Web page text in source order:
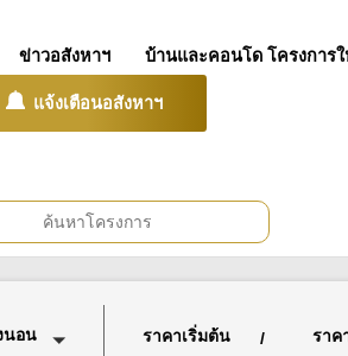
ข่าวอสังหาฯ บ้านและคอนโด โครงการ
แจ้งเตือนอสังหาฯ
นอน ราคาเริ่มต้น / ราค